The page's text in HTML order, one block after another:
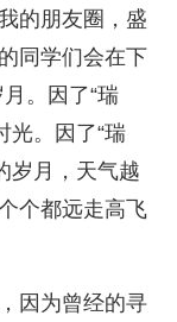
的朋友圈，盛
同学们会在下
。因了“瑞
光。因了“瑞
岁月，天气越
个都远走高飞
因为曾经的寻